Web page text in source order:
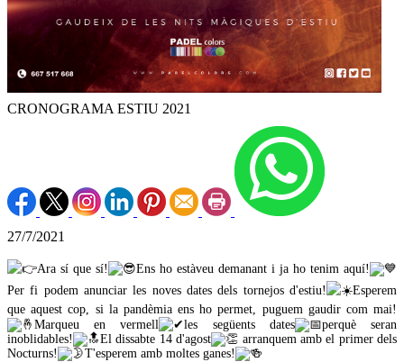
CRONOGRAMA ESTIU 2021
27/7/2021
Ara sí que sí!
Ens ho estàveu demanant i ja ho tenim aquí!
Per fi podem anunciar les noves dates dels tornejos d'estiu!
Esperem
que aquest cop, si la pandèmia ens ho permet, puguem gaudir com mai!
Marqueu en vermell
les següents dates
perquè seran
inoblidables!
El dissabte 14 d'agost
arranquem amb el primer dels
Nocturns!
T'esperem amb moltes ganes!